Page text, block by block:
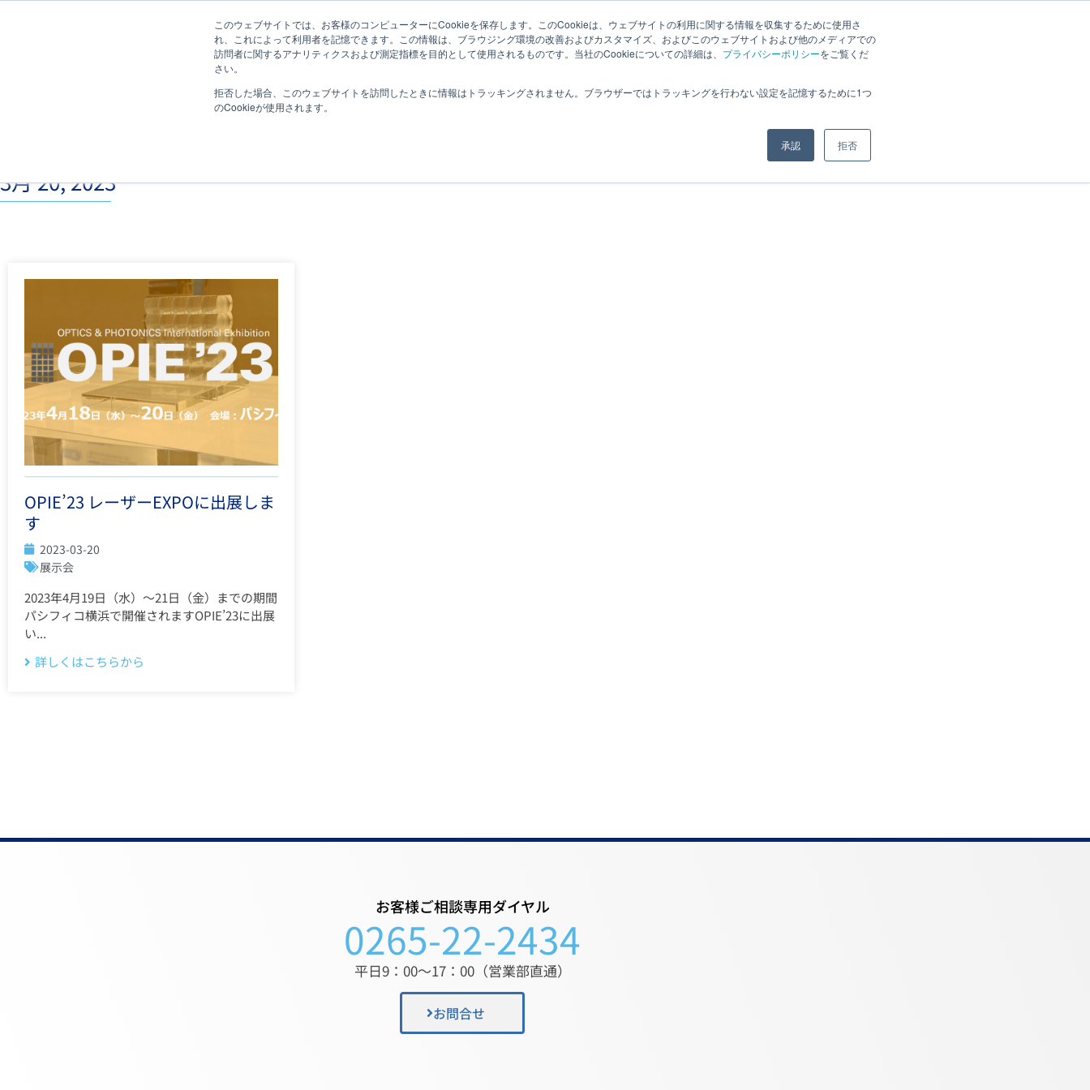
このウェブサイトでは、お客様のコンピューターにCookieを保存します。このCookieは、ウェブサイトの利用に関する情報を収集するために使用さ
れ、これによって利用者を記憶できます。この情報は、ブラウジング環境の改善およびカスタマイズ、およびこのウェブサイトおよび他のメディアでの
訪問者に関するアナリティクスおよび測定指標を目的として使用されるものです。当社のCookieについての詳細は、 プライバシーポリシーをご覧くだ
さい。
拒否した場合、このウェブサイトを訪問したときに情報はトラッキングされません。ブラウザーではトラッキングを行わない設定を記憶するために1つ
のCookieが使用されます。
承認 拒否
夏目光学とは 適応分野 オプティクス ヒカリの豆知識 お知らせ 採用案内
3月 20, 2023
OPIE’23 レーザーEXPOに出展しま
す
2023-03-20
展示会
2023年4月19日（水）～21日（金）までの期間
パシフィコ横浜で開催されますOPIE’23に出展
い...
詳しくはこちらから
お客様ご相談専用ダイヤル
0265-22-2434
平日9：00〜17：00（営業部直通）
お問合せ